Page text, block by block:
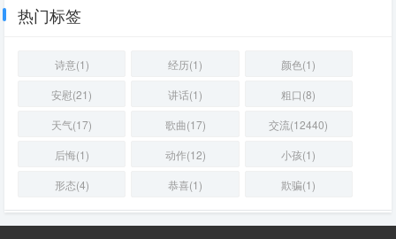
热门标签
诗意(1) 经历(1)
颜色(1)
安慰(21)
讲话(1)
粗口(8)
天气(17)
歌曲(17)
交流(12440)
后悔(1)
动作(12)
小孩(1)
形态(4)
恭喜(1) 欺骗(1)